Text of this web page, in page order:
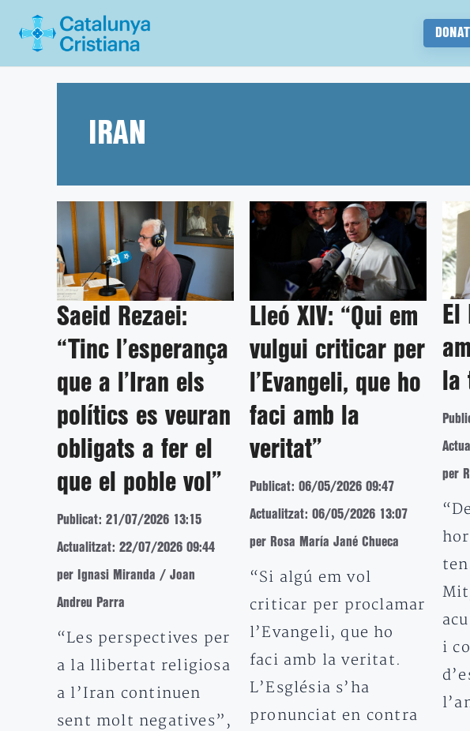
IRAN
Saeid Rezaei:
“Tinc l’esperança
que a l’Iran els
polítics es veuran
obligats a fer el
que el poble vol”
Publicat: 21/07/2026 13:15
Actualitzat: 22/07/2026 09:44
per Ignasi Miranda / Joan
Andreu Parra
“Les perspectives per
a la llibertat religiosa
a l’Iran continuen
sent molt negatives”,
Lleó XIV: “Qui em
vulgui criticar per
l’Evangeli, que ho
faci amb la
veritat”
Publicat: 06/05/2026 09:47
Actualitzat: 06/05/2026 13:07
per Rosa María Jané Chueca
“Si algú em vol
criticar per proclamar
l’Evangeli, que ho
faci amb la veritat.
L’Església s’ha
pronunciat en contra
per
i